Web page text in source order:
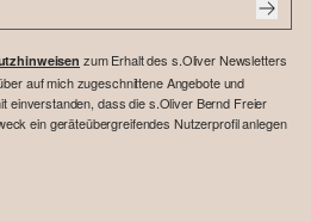
zum Erhalt des s.Oliver Newsletters
auf mich zugeschnittene Angebote und
einverstanden, dass die s.Oliver Bernd Freier
ein geräteübergreifendes Nutzerprofil anlegen